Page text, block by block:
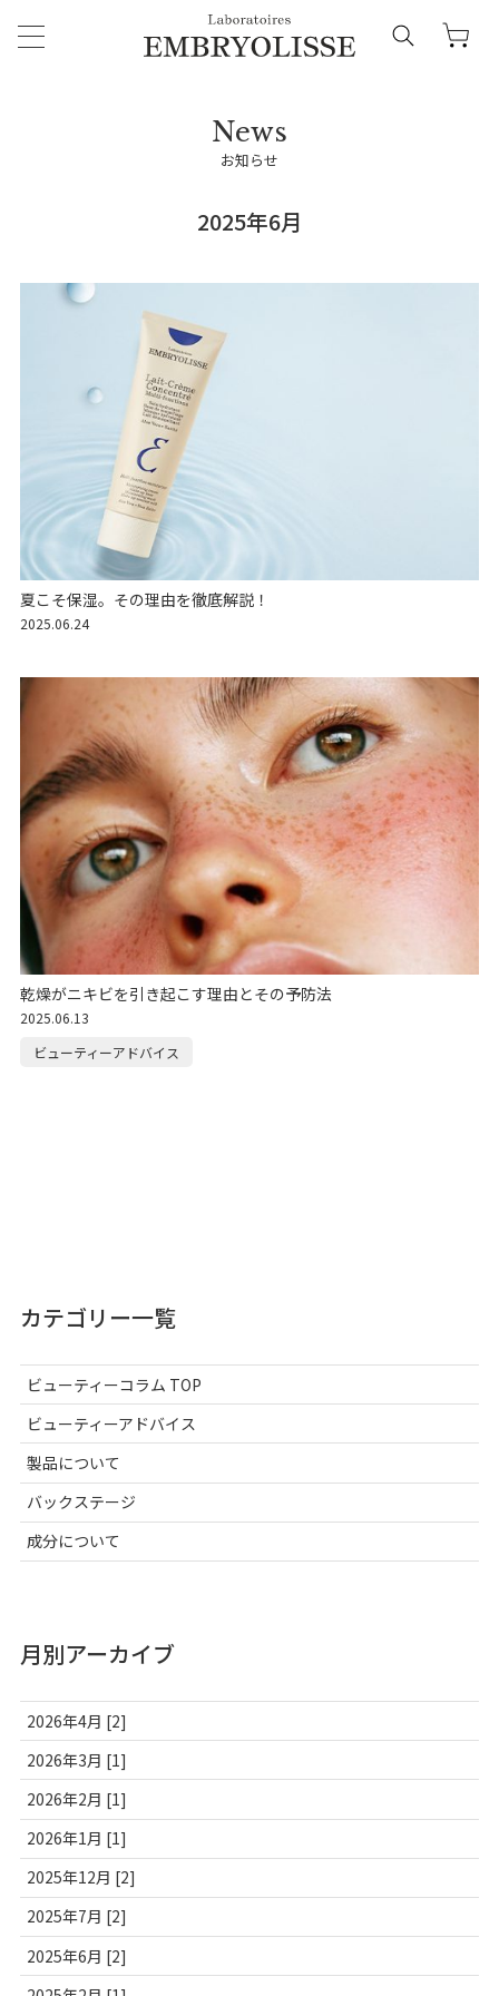
お知らせ
2025年6月
夏こそ保湿。その理由を徹底解説！
2025.06.24
乾燥がニキビを引き起こす理由とその予防法
2025.06.13
ビューティーアドバイス
カテゴリー一覧
ビューティーコラム TOP
ビューティーアドバイス
製品について
バックステージ
成分について
月別アーカイブ
2026年4月 [2]
2026年3月 [1]
2026年2月 [1]
2026年1月 [1]
2025年12月 [2]
2025年7月 [2]
2025年6月 [2]